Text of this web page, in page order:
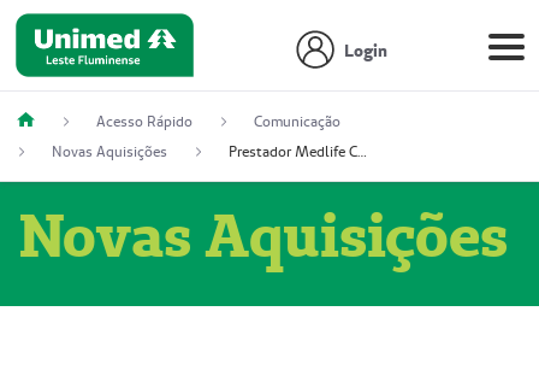
Login
Acesso Rápido
Comunicação
Novas Aquisições
Prestador Medlife Consultas e Diagnósticos (51004334-2)
Novas Aquisições